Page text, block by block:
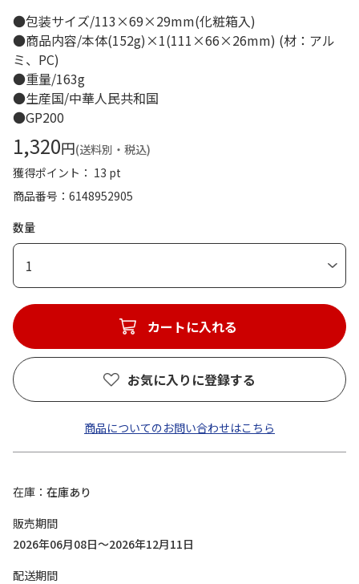
●包装サイズ/113×69×29mm(化粧箱入)
●商品内容/本体(152g)×1(111×66×26mm) (材：アル
ミ、PC)
●重量/163g
●生産国/中華人民共和国
●GP200
1,320円(送料別・税込)
獲得ポイント： 13 pt
商品番号
6148952905
数量
1
カートに入れる
お気に入りに登録する
商品についてのお問い合わせはこちら
在庫
在庫あり
販売期間
2026年06月08日～2026年12月11日
配送期間